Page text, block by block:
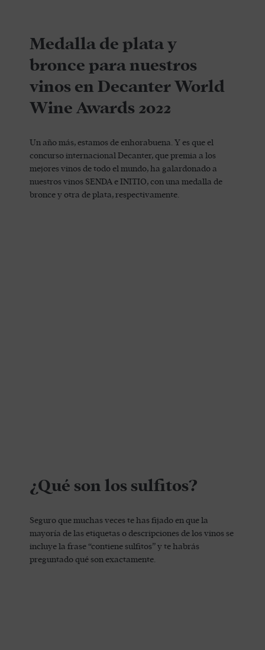
Medalla de plata y
bronce para nuestros
vinos en Decanter World
Wine Awards 2022
Un año más, estamos de enhorabuena. Y es que el
concurso internacional Decanter, que premia a los
mejores vinos de todo el mundo, ha galardonado a
nuestros vinos SENDA e INITIO, con una medalla de
bronce y otra de plata, respectivamente.
¿Qué son los sulfitos?
Seguro que muchas veces te has fijado en que la
mayoría de las etiquetas o descripciones de los vinos se
incluye la frase “contiene sulfitos” y te habrás
preguntado qué son exactamente.